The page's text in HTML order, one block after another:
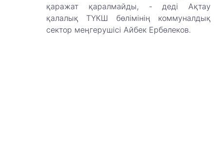
қаражат қаралмайды, - деді Ақтау
қалалық ТҮКШ бөлімінің коммуналдық
сектор меңгерушісі Айбек Ербөлеков.